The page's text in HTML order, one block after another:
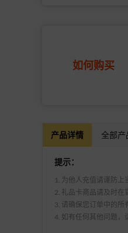
如何购买
产品详情 全部产
提示：
1. 为他人充值请谨防上
2. 礼品卡商品请及时在
3. 请确保您订单中的所
4. 如有任何其他问题，